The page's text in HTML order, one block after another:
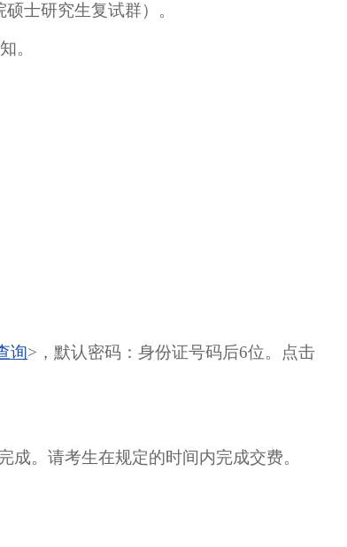
硕士研究生复试群）。
。
询>，默认密码：身份证号码后6位。点击
成。请考生在规定的时间内完成交费。